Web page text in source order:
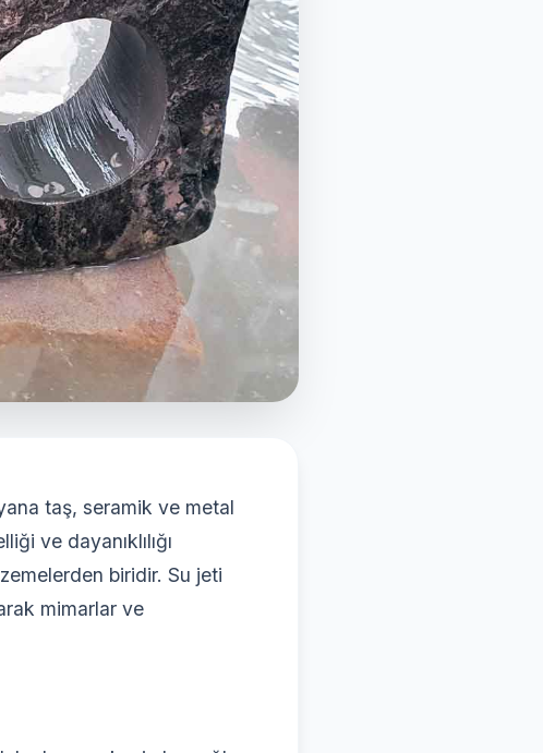
taş, seramik ve metal
ve dayanıklılığı
biridir. Su jeti
mimarlar ve